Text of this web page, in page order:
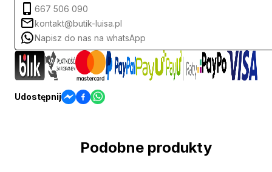
667 506 090
kontakt@butik-luisa.pl
Napisz do nas na whatsApp
Udostępnij
Podobne produkty